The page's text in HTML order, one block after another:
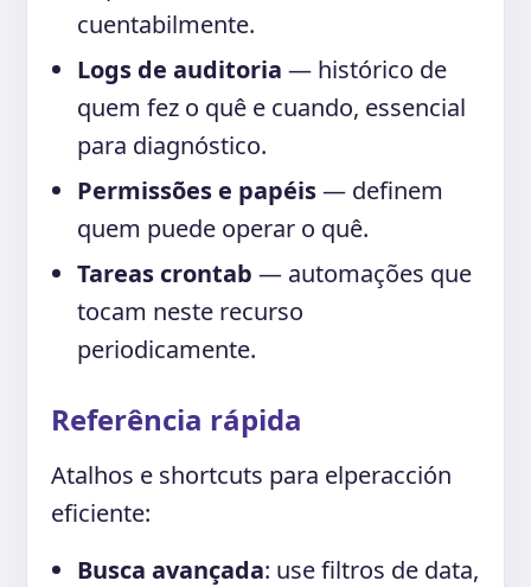
cuentabilmente.
Logs de auditoria — histórico de
quem fez o quê e cuando, essencial
para diagnóstico.
Permissões e papéis— definem
quem puede operar o quê.
Tareas crontab — automações que
tocam neste recurso
periodicamente.
Referência rápida
Atalhos e shortcuts para elperacción
eficiente:
Busca avançada: use filtros de data,